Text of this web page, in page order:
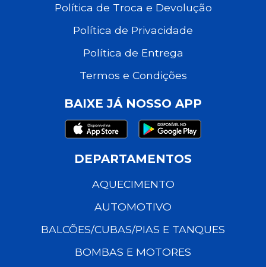
Política de Troca e Devolução
Política de Privacidade
Política de Entrega
Termos e Condições
BAIXE JÁ NOSSO APP
DEPARTAMENTOS
AQUECIMENTO
AUTOMOTIVO
BALCÕES/CUBAS/PIAS E TANQUES
BOMBAS E MOTORES